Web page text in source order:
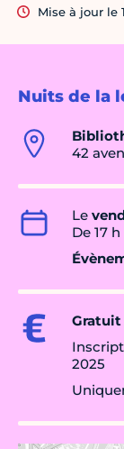
Nuits de la
42
Le
De 17 h
Gratuit
2025
Mise à jour le